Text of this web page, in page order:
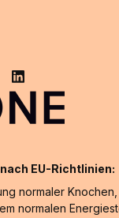
EU-Richtlinien:
normaler
normalen